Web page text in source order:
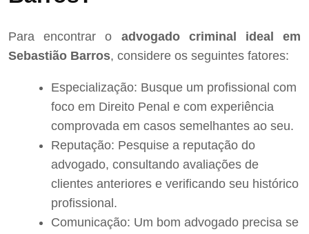
Para encontrar o advogado criminal ideal em
Sebastião Barros, considere os seguintes fatores:
Especialização: Busque um profissional com
foco em Direito Penal e com experiência
comprovada em casos semelhantes ao seu.
Reputação: Pesquise a reputação do
advogado, consultando avaliações de
clientes anteriores e verificando seu histórico
profissional.
Comunicação: Um bom advogado precisa se